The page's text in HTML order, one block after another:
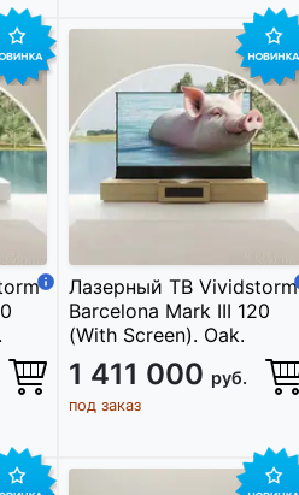
Лазерный ТВ Vividstorm
Barcelona Mark III 120
(With Screen). Oak.
1 411 000 руб.
под заказ